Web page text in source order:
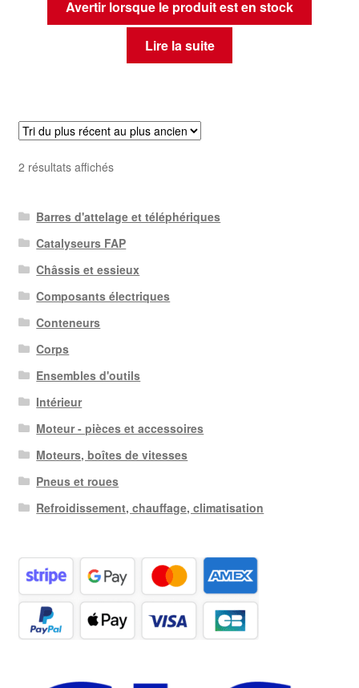
Avertir lorsque le produit est en stock
Lire la suite
2 résultats affichésTrié
récent
au
plus
ancien
Barres d'attelage et téléphériques
Catalyseurs FAP
Châssis et essieux
Composants électriques
Conteneurs
Corps
Ensembles d'outils
Intérieur
Moteur - pièces et accessoires
Moteurs, boîtes de vitesses
Pneus et roues
Refroidissement, chauffage, climatisation